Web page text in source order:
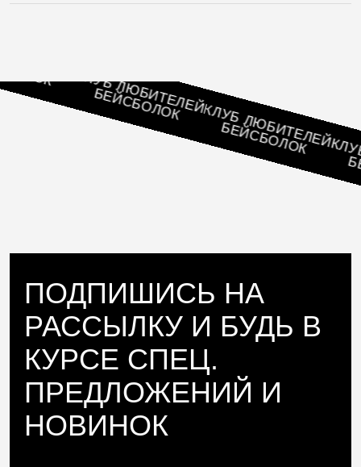
ПОДПИШИСЬ НА
РАССЫЛКУ И БУДЬ В
КУРСЕ СПЕЦ.
ПРЕДЛОЖЕНИЙ И
НОВИНОК
КЛУБ ЛЮБИТЕЛЕЙ
БЕЙСБОЛОК КЛУБ ЛЮБИТЕЛЕЙ
БЕЙСБОЛОК КЛУБ